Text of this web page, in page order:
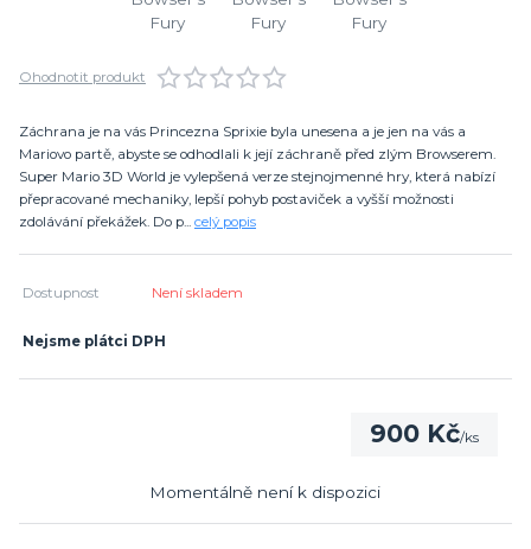
Ohodnotit produkt
Záchrana je na vás Princezna Sprixie byla unesena a je jen na vás a
Mariovo partě, abyste se odhodlali k její záchraně před zlým Browserem.
Super Mario 3D World je vylepšená verze stejnojmenné hry, která nabízí
přepracované mechaniky, lepší pohyb postaviček a vyšší možnosti
zdolávání překážek. Do p... celý popis
Dostupnost Není skladem
Nejsme plátci DPH
900 Kč/ks
Momentálně není k dispozici